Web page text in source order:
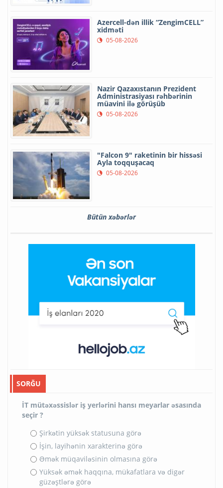
Azercell-dən illik “ZengimCELL”
xidməti
05-08-2026
Nazir Qazaxıstanın Prezident
Administrasiyası rəhbərinin
müavini ilə görüşüb
05-08-2026
"Falcon 9" raketinin bir hissəsi
Ayla toqquşacaq
05-08-2026
Bütün xəbərlər
SORĞU
İT mütəxəssislər iş yerlərini hansı meyarlar əsasında
seçir ?
Şirkətin yüksək statusuna görə
İşin, layihənin xarakterinə görə
Əmək müqaviləsinin olmasına görə
Yüksək əmək haqqına, mükafatlara və digər
güzəştlərə görə